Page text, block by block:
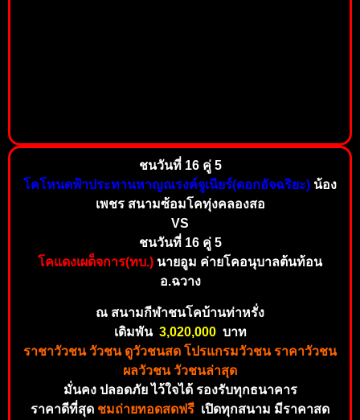
ชนวันที่ 16 คู่ 5
โคโหนดฟ้าประทานหาญณรงค์จูเนียร์(ดอกอัจฉริยะ) น้อง
เพชร สนามซ้อมโคทุ่งคลองสอ
VS
ชนวันที่ 16 คู่ 5
โคแดงเผด็จการ(ทบ.) นายอูม ค่ายโคอนุบาลต้นท้อน
อ.ฉวาง
ณ สนามกีฬาชนโคบ้านท่าหรั่ง
เดิมพัน 3,020,000บาท
ราชาวัวชน วัวชน ดูวัวชนสด โปรแกรมวัวชน ราคาวัวชน
ผลวัวชน วัวชนล่าสุด
มั่นคง ปลอดภัย ไว้ใจได้ รองรับทุกธนาคาร
ราคาดีที่สุด ชมถ่ายทอดสดฟรี เปิดทุกสนาม มีราคาสด